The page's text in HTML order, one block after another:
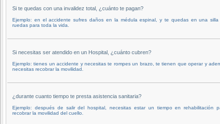
Si te quedas con una invalidez total, ¿cuánto te pagan?
Ejemplo: en el accidente sufres daños en la médula espinal, y te quedas en una silla
ruedas para toda la vida.
Si necesitas ser atendido en un Hospital, ¿cuánto cubren?
Ejemplo: tienes un accidente y necesitas te rompes un brazo, te tienen que operar y
necesitas recobrar la movilidad.
¿durante cuanto tiempo te presta asistencia sanitaria?
Ejemplo: después de salir del hospital, necesitas estar un tiempo en rehabilitación
recobrar la movilidad del cuello.